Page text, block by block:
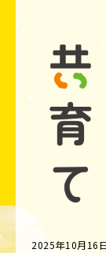
2025年10月16